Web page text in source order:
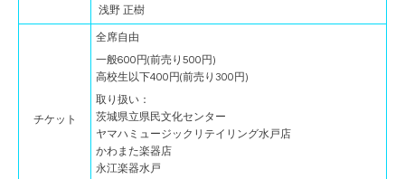
浅野 正樹
チケット
全席自由
一般600円(前売り500円)
高校生以下400円(前売り300円)
取り扱い：
茨城県立県民文化センター
ヤマハミュージックリテイリング水戸店
かわまた楽器店
永江楽器水戸